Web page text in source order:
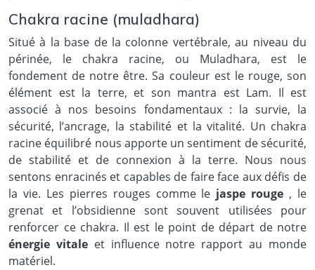
Chakra racine (muladhara)
Situé à la base de la colonne vertébrale, au niveau du
périnée, le chakra racine, ou Muladhara, est le
fondement de notre être. Sa couleur est le rouge, son
élément est la terre, et son mantra est Lam. Il est
associé à nos besoins fondamentaux : la survie, la
sécurité, l’ancrage, la stabilité et la vitalité. Un chakra
racine équilibré nous apporte un sentiment de sécurité,
de stabilité et de connexion à la terre. Nous nous
sentons enracinés et capables de faire face aux défis de
la vie. Les pierres rouges comme le jaspe rouge , le
grenat et l’obsidienne sont souvent utilisées pour
renforcer ce chakra. Il est le point de départ de notre
énergie vitale et influence notre rapport au monde
matériel.